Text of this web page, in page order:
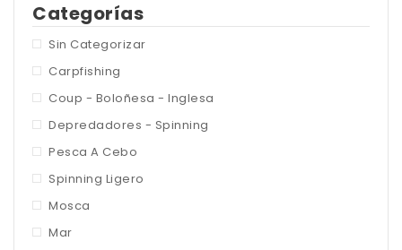
Categorías
Sin Categorizar
Carpfishing
Coup - Boloñesa - Inglesa
Depredadores - Spinning
Pesca A Cebo
Spinning Ligero
Mosca
Mar